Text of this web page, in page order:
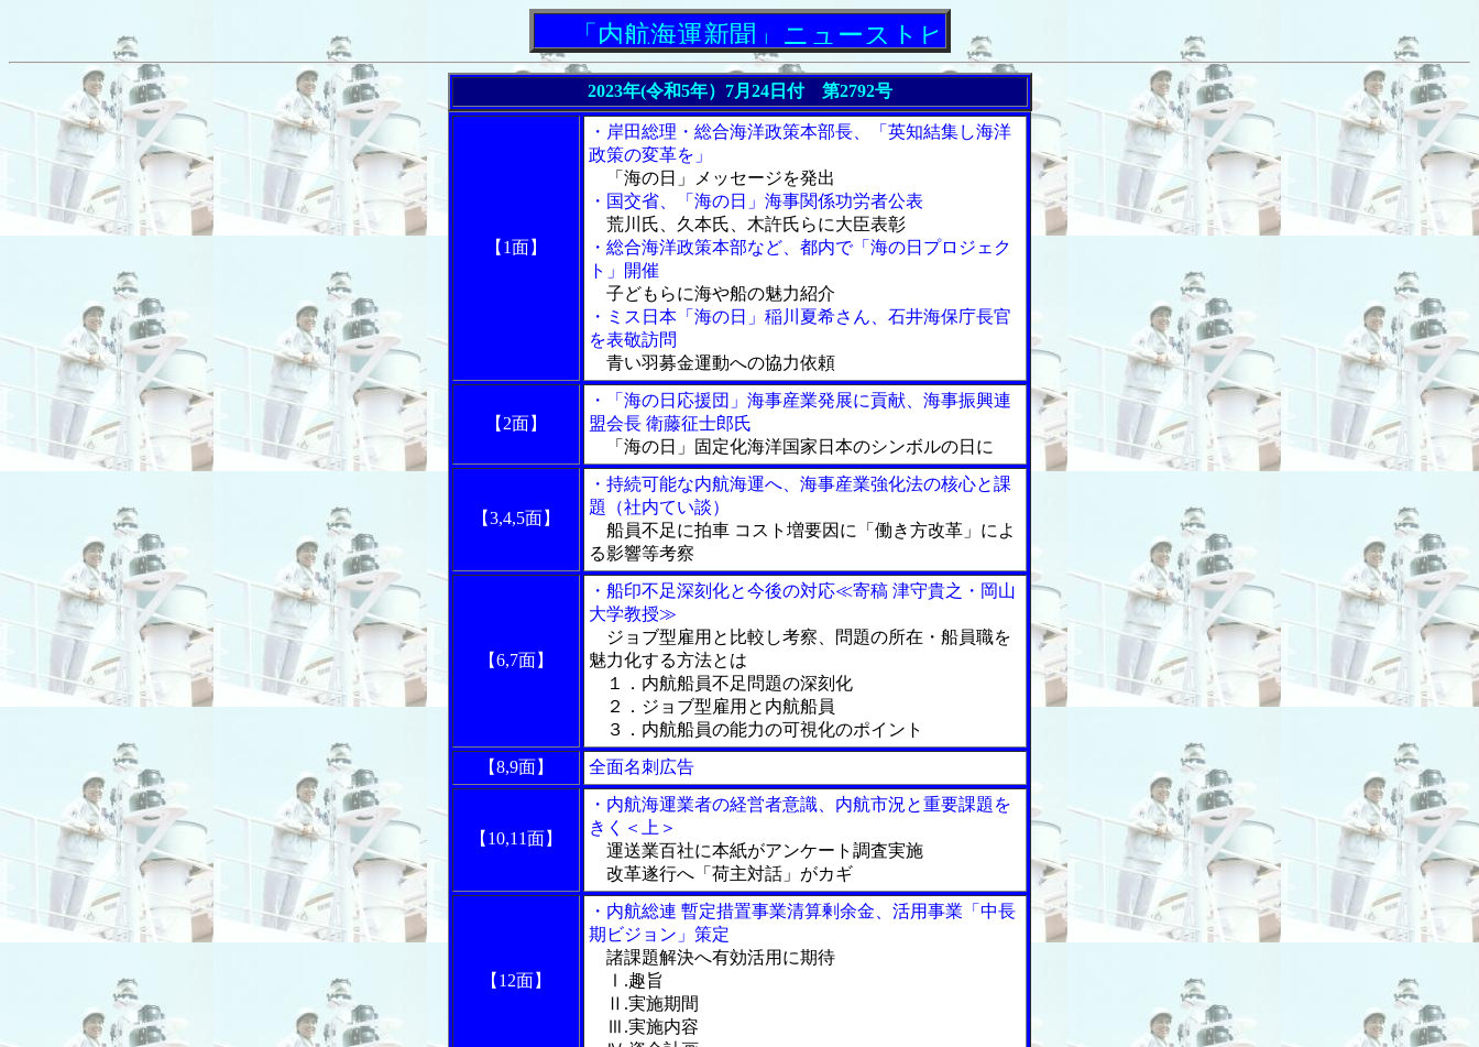
「内航海運新聞」ニューストピックス
2023年(令和5年）7月24日付 第2792号
【1面】
・岸田総理・総合海洋政策本部長、「英知結集し海洋
政策の変革を」
「海の日」メッセージを発出
・国交省、「海の日」海事関係功労者公表
荒川氏、久本氏、木許氏らに大臣表彰
・総合海洋政策本部など、都内で「海の日プロジェク
ト」開催
子どもらに海や船の魅力紹介
・ミス日本「海の日」稲川夏希さん、石井海保庁長官
を表敬訪問
青い羽募金運動への協力依頼
【2面】
・「海の日応援団」海事産業発展に貢献、海事振興連
盟会長 衛藤征士郎氏
「海の日」固定化海洋国家日本のシンボルの日に
【3,4,5面】
・持続可能な内航海運へ、海事産業強化法の核心と課
題（社内てい談）
船員不足に拍車 コスト増要因に「働き方改革」によ
る影響等考察
【6,7面】
・船印不足深刻化と今後の対応≪寄稿 津守貴之・岡山
大学教授≫
ジョブ型雇用と比較し考察、問題の所在・船員職を
魅力化する方法とは
１．内航船員不足問題の深刻化
２．ジョブ型雇用と内航船員
３．内航船員の能力の可視化のポイント
【8,9面】
全面名刺広告
【10,11面】
・内航海運業者の経営者意識、内航市況と重要課題を
きく＜上＞
運送業百社に本紙がアンケート調査実施
改革遂行へ「荷主対話」がカギ
【12面】
・内航総連 暫定措置事業清算剰余金、活用事業「中長
期ビジョン」策定
諸課題解決へ有効活用に期待
Ⅰ.趣旨
Ⅱ.実施期間
Ⅲ.実施内容